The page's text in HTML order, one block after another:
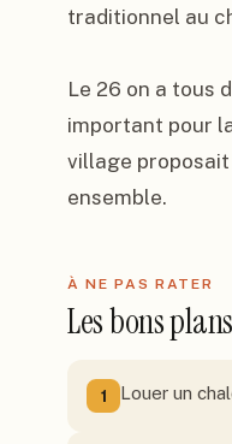
traditionnel au
Le 26 on a tous
important pour
village
ensemble.
À NE PAS RATER
Les bons
1 Louer un